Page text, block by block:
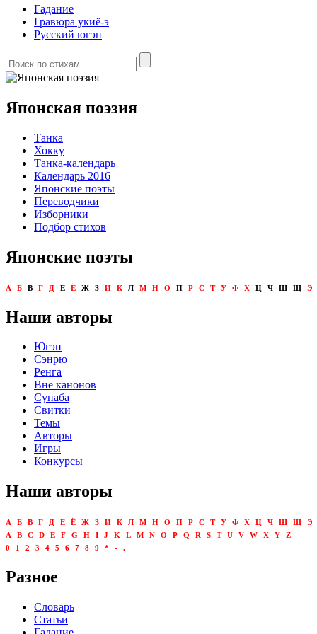
Гадание
Гравюра укиё-э
Русский югэн
Японская поэзия
Танка
Хокку
Танка-календарь
Календарь 2016
Японские поэты
Переводчики
Изборники
Подбор стихов
Японские поэты
А Б В Г Д Е Ё Ж З И К Л М Н О П Р С Т У Ф Х Ц Ч Ш Щ Э
Наши авторы
Югэн
Сэнрю
Ренга
Вне канонов
Сунаба
Свитки
Темы
Авторы
Игры
Конкурсы
Наши авторы
А Б В Г Д Е Ё Ж З И К Л М Н О П Р С Т У Ф Х Ц Ч Ш Щ
Э
A
B C D E F G H I J K L M N O P Q R S T U V W X Y
Z
0
1 2 3 4 5 6 7 8 9 * - .
Разное
Словарь
Статьи